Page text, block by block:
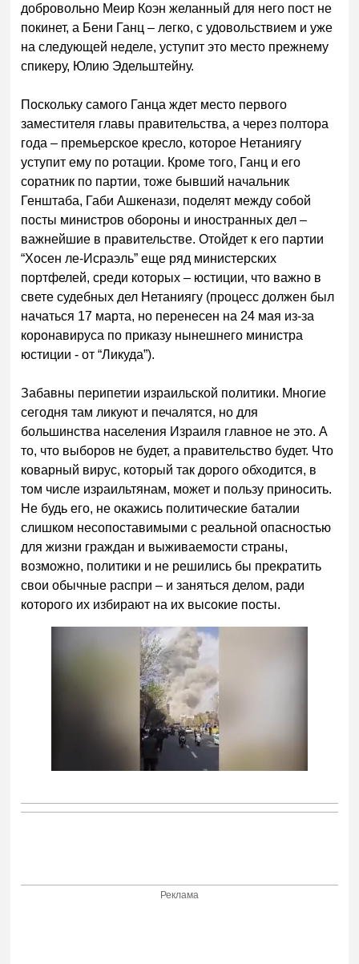
добровольно Меир Коэн желанный для него пост не
покинет, а Бени Ганц – легко, с удовольствием и уже
на следующей неделе, уступит это место прежнему
спикеру, Юлию Эдельштейну.
Поскольку самого Ганца ждет место первого
заместителя главы правительства, а через полтора
года – премьерское кресло, которое Нетаниягу
уступит ему по ротации. Кроме того, Ганц и его
соратник по партии, тоже бывший начальник
Генштаба, Габи Ашкенази, поделят между собой
посты министров обороны и иностранных дел –
важнейшие в правительстве. Отойдет к его партии
“Хосен ле-Исраэль” еще ряд министерских
портфелей, среди которых – юстиции, что важно в
свете судебных дел Нетаниягу (процесс должен был
начаться 17 марта, но перенесен на 24 мая из-за
коронавируса по приказу нынешнего министра
юстиции - от “Ликуда”).
Забавны перипетии израильской политики. Многие
сегодня там ликуют и печалятся, но для
большинства населения Израиля главное не это. А
то, что выборов не будет, а правительство будет. Что
коварный вирус, который так дорого обходится, в
том числе израильтянам, может и пользу приносить.
Не будь его, не окажись политические баталии
слишком несопоставимыми с реальной опасностью
для жизни граждан и выживаемости страны,
возможно, политики и не решились бы прекратить
свои обычные распри – и заняться делом, ради
которого их избирают на их высокие посты.
Реклама